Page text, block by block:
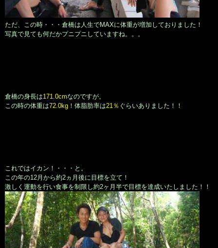
ただ、この時・・・倉橋は人生でMAXに体重が増加しておりました！
写真で見ても何だかプニプニしていますね。。。
倉橋の身長は171.0cmなのですが。
この時の体重は72.0kg ！体脂肪率は21％ ぐらいありました！！
これではイカン！・・・と。
この年の12月から約2ヵ月後に目標を立て！
激しく運動を行い食事を制限し約2ヶ月半で目標を達成いたしました！！